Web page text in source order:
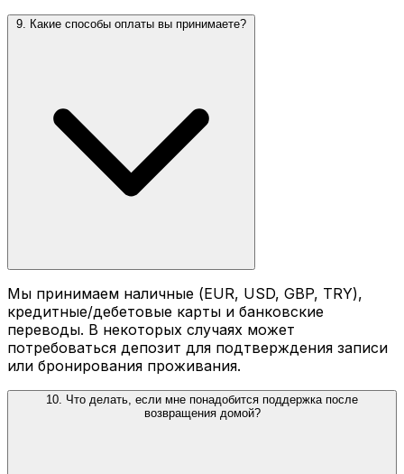
9. Какие способы оплаты вы принимаете?
Мы принимаем наличные (EUR, USD, GBP, TRY),
кредитные/дебетовые карты и банковские
переводы. В некоторых случаях может
потребоваться депозит для подтверждения записи
или бронирования проживания.
10. Что делать, если мне понадобится поддержка после
возвращения домой?